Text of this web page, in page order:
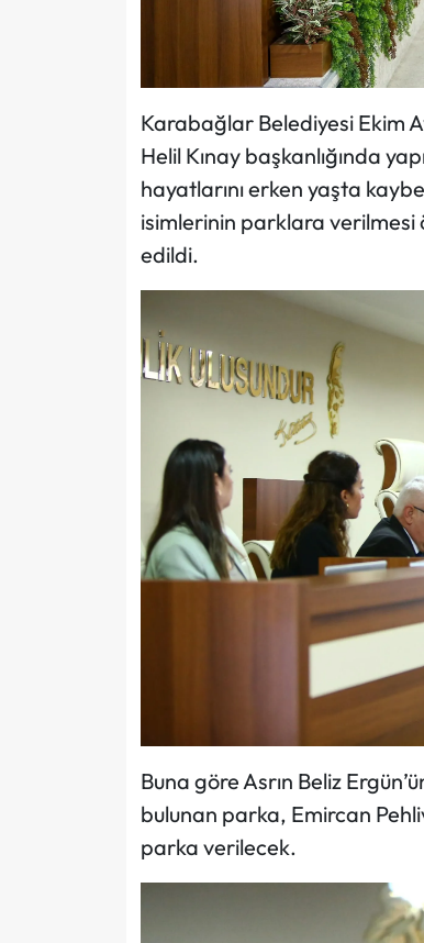
Karabağlar Belediyesi Ekim
Helil Kınay başkanlığında
hayatlarını erken yaşta
isimlerinin parklara verilmesi
edildi.
Buna göre Asrın Beliz
bulunan parka, Emircan
parka verilecek.